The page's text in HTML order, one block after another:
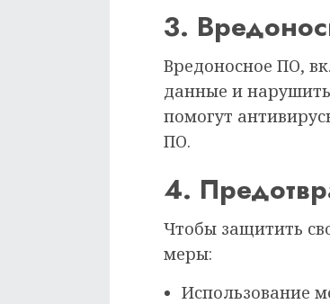
3.
Вредоносное ПО,
данные и нарушить
помогут
ПО.
4.
Чтобы защитить
меры:
Использование